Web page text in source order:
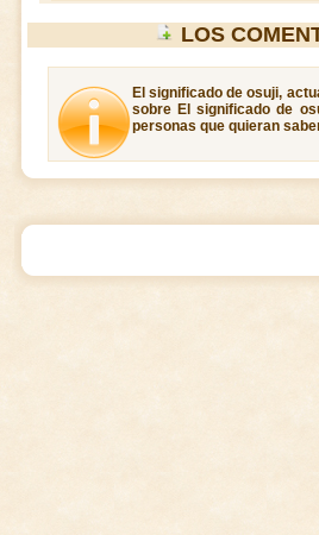
LOS
El significado de osuji,
sobre El significado de
personas que quieran